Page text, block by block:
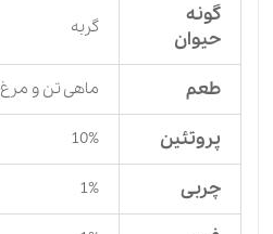
گونه
حیوان
گربه
طعم ماهی تن و مرغ
پروتئین 10%
چربی 1%